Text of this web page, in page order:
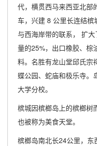
代，横贯西马来西亚北部
车，兴建 8 公里长连结
与西海岸带的联系， 扩
量的25%，出口橡胶、棕
料。名胜有龙山堂邱氏宗
蝶公园、蛇庙和极乐寺。
大学分校。
槟城因槟榔岛上的槟榔树
也被称为美食天堂。
槟榔岛南北长24公里，东